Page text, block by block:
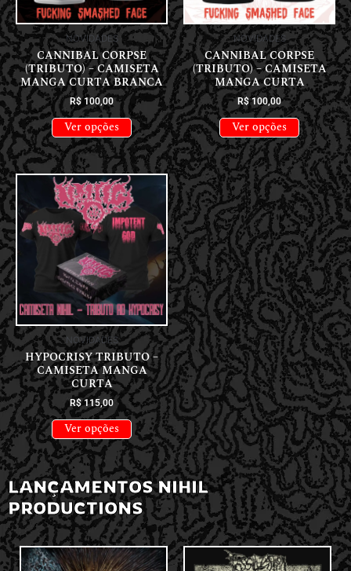
NOVIDADES
CANNIBAL CORPSE
(TRIBUTO) – CAMISETA
MANGA CURTA BRANCA
R$100,00
Ver opções
NOVIDADES
CANNIBAL CORPSE
(TRIBUTO) – CAMISETA
MANGA CURTA
R$100,00
Ver opções
NOVIDADES
HYPOCRISY TRIBUTO –
CAMISETA MANGA
CURTA
R$115,00
Ver opções
LANÇAMENTOS NIHIL
PRODUCTIONS